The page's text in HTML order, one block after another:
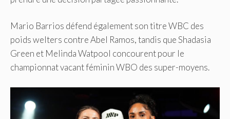
Mario Barrios défend également son titre WBC des
poids welters contre Abel Ramos, tandis que Shadasia
Green et Melinda Watpool concourent pour le
championnat vacant féminin WBO des super-moyens.